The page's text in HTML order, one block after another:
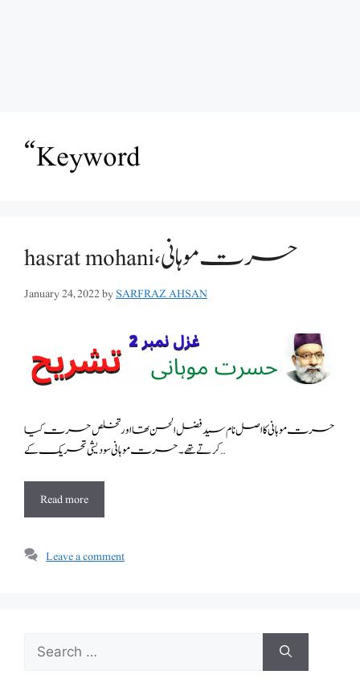
“Keyword
hasrat mohani،حسرت موہانی
January 24, 2022bySARFRAZ AHSAN
حسرت موہانی کا اصل نام سید فضل الحسن تھا اور تخلص حسرت کیا
کرتے تھے۔ حسرت موہانی سودیشی تحریک کے …
Read more
Leave a comment
Search
for: